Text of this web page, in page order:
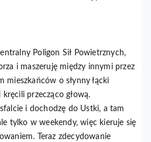
Poligon Sił Powietrznych,
i maszeruję między innymi przez
mieszkańców o słynny łącki
przecząco głową.
i dochodzę do Ustki, a tam
tylko w weekendy, więc kieruje się
Teraz zdecydowanie